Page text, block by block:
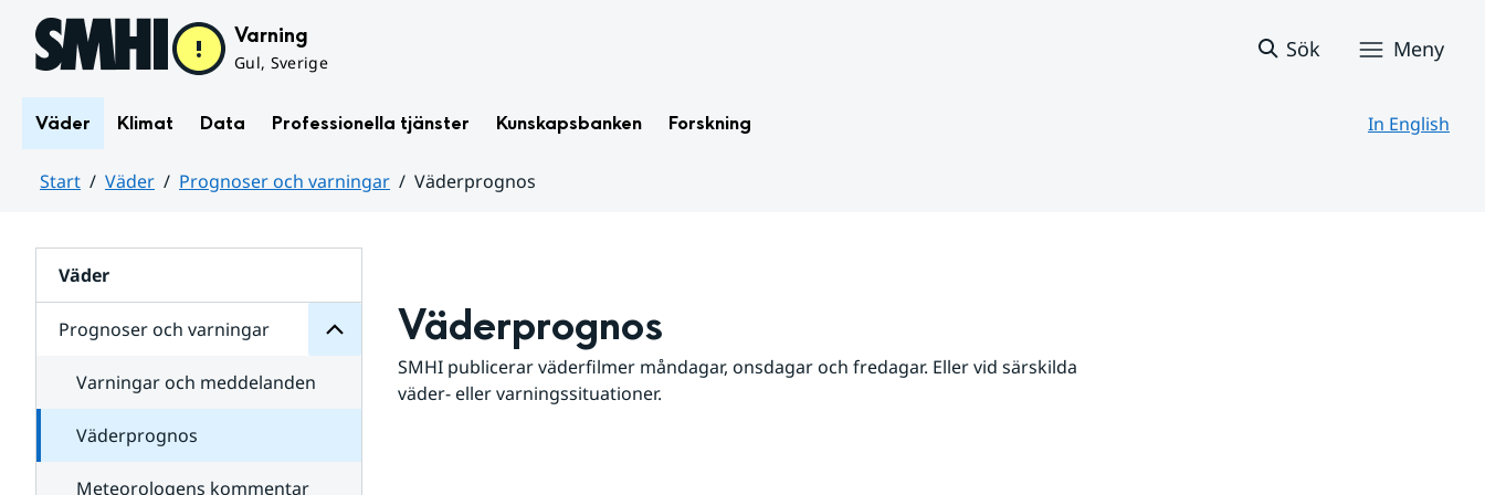
Hoppa till sidans innehåll Varning
Gul, Sverige
Sök Meny
Väder Klimat Data Professionella tjänster Kunskapsbanken Forskning In English
Start Väder Prognoser och varningar
Väderprognos
Väder
Prognoser och varningar
för
varningar
Varningar och meddelanden
Väderprognos
Meteorologens kommentar
Väderprognos
SMHI publicerar väderfilmer måndagar, onsdagar och fredagar. Eller vid särskilda
väder- eller varningssituationer.